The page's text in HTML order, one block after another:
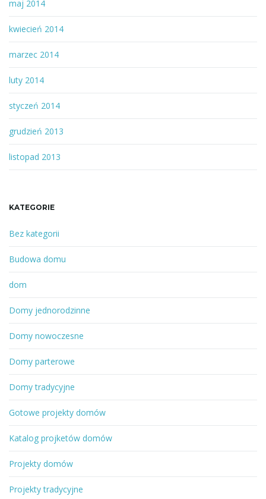
maj 2014
kwiecień 2014
marzec 2014
luty 2014
styczeń 2014
grudzień 2013
listopad 2013
KATEGORIE
Bez kategorii
Budowa domu
dom
Domy jednorodzinne
Domy nowoczesne
Domy parterowe
Domy tradycyjne
Gotowe projekty domów
Katalog projketów domów
Projekty domów
Projekty tradycyjne